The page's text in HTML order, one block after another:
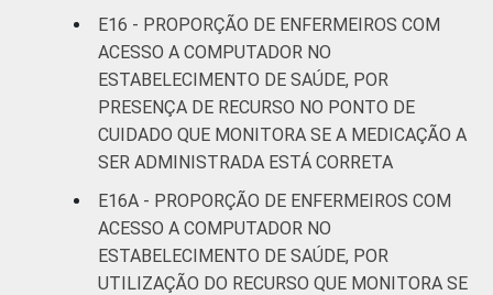
E16 - PROPORÇÃO DE ENFERMEIROS COM
ACESSO A COMPUTADOR NO
ESTABELECIMENTO DE SAÚDE, POR
PRESENÇA DE RECURSO NO PONTO DE
CUIDADO QUE MONITORA SE A MEDICAÇÃO A
SER ADMINISTRADA ESTÁ CORRETA
E16A - PROPORÇÃO DE ENFERMEIROS COM
ACESSO A COMPUTADOR NO
ESTABELECIMENTO DE SAÚDE, POR
UTILIZAÇÃO DO RECURSO QUE MONITORA SE